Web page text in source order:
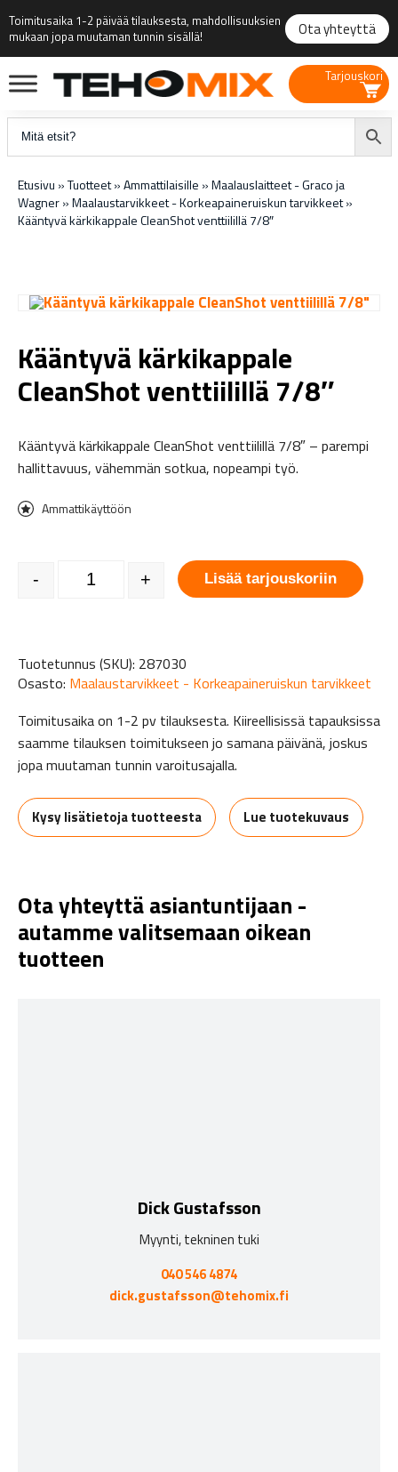
Toimitusaika 1-2 päivää tilauksesta, mahdollisuuksien
mukaan jopa muutaman tunnin sisällä!
Ota yhteyttä
Tarjouskori
Etusivu »Tuotteet»Ammattilaisille »Maalauslaitteet - Graco ja
Wagner»Maalaustarvikkeet - Korkeapaineruiskun tarvikkeet»
Kääntyvä kärkikappale CleanShot venttiilillä 7/8″
Kääntyvä kärkikappale
CleanShot venttiilillä 7/8″
Kääntyvä kärkikappale CleanShot venttiilillä 7/8″ – parempi
hallittavuus, vähemmän sotkua, nopeampi työ.
Ammattikäyttöön
Kääntyvä kärkikappale CleanShot venttiilillä 7/8" määrä
- + Lisää tarjouskoriin
Tuotetunnus (SKU): 287030
Osasto: Maalaustarvikkeet - Korkeapaineruiskun tarvikkeet
Toimitusaika on 1-2 pv tilauksesta. Kiireellisissä tapauksissa
saamme tilauksen toimitukseen jo samana päivänä, joskus
jopa muutaman tunnin varoitusajalla.
Kysy lisätietoja tuotteesta Lue tuotekuvaus
Ota yhteyttä asiantuntijaan -
autamme valitsemaan oikean
tuotteen
Dick Gustafsson
Myynti, tekninen tuki
040 546 4874
dick.gustafsson@tehomix.fi